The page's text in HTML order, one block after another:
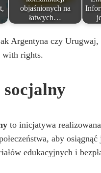
objaśnionych na
łatwych…
Argentyna czy
with rights.
to inicjatywa
aby
edukacyjnych i